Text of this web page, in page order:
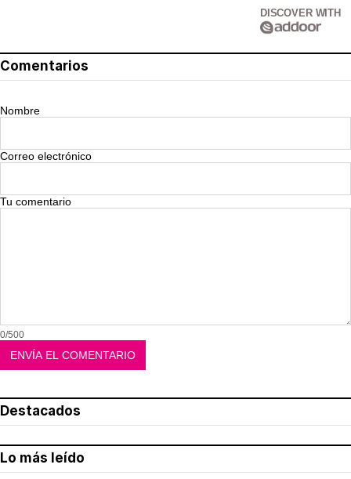
DISCOVER WITH
Comentarios
Nombre
Correo electrónico
Tu comentario
0/500
Destacados
Lo más leído